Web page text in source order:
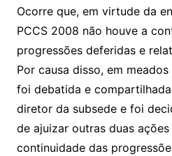
Ocorre que, em virtude da
PCCS 2008 não houve a
progressões deferidas e
Por causa disso, em
foi debatida e
diretor da subsede e foi
de ajuizar outras duas
continuidade das